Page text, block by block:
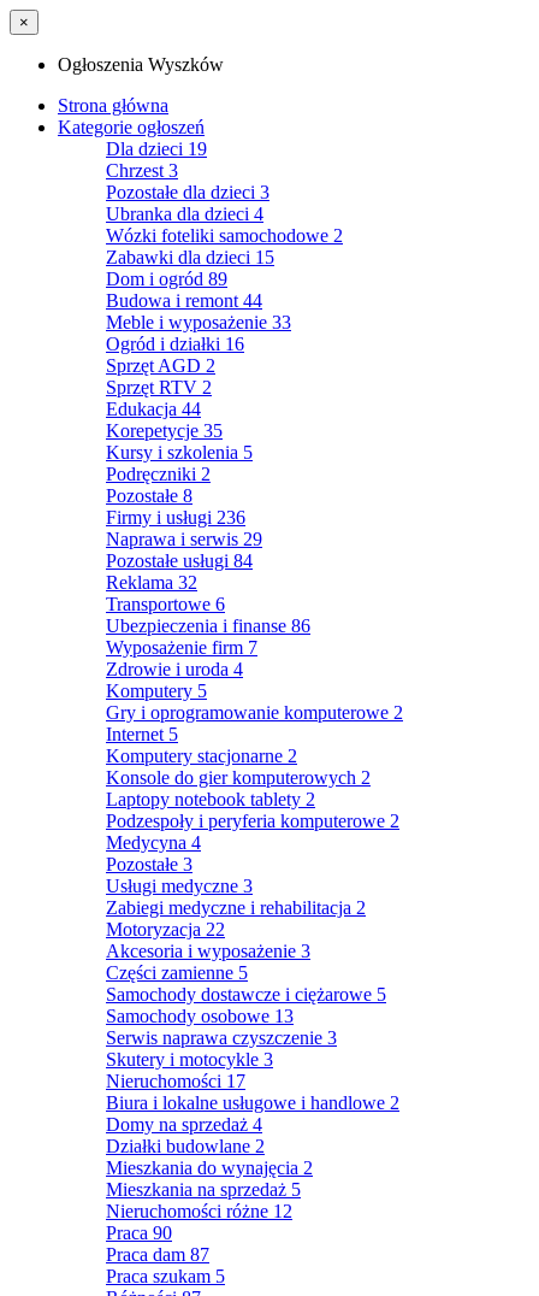
×
Ogłoszenia Wyszków
Strona główna
Kategorie ogłoszeń
Dla dzieci 19
Chrzest 3
Pozostałe dla dzieci 3
Ubranka dla dzieci 4
Wózki foteliki samochodowe 2
Zabawki dla dzieci 15
Dom i ogród 89
Budowa i remont 44
Meble i wyposażenie 33
Ogród i działki 16
Sprzęt AGD 2
Sprzęt RTV 2
Edukacja 44
Korepetycje 35
Kursy i szkolenia 5
Podręczniki 2
Pozostałe 8
Firmy i usługi 236
Naprawa i serwis 29
Pozostałe usługi 84
Reklama 32
Transportowe 6
Ubezpieczenia i finanse 86
Wyposażenie firm 7
Zdrowie i uroda 4
Komputery 5
Gry i oprogramowanie komputerowe 2
Internet 5
Komputery stacjonarne 2
Konsole do gier komputerowych 2
Laptopy notebook tablety 2
Podzespoły i peryferia komputerowe 2
Medycyna 4
Pozostałe 3
Usługi medyczne 3
Zabiegi medyczne i rehabilitacja 2
Motoryzacja 22
Akcesoria i wyposażenie 3
Części zamienne 5
Samochody dostawcze i ciężarowe 5
Samochody osobowe 13
Serwis naprawa czyszczenie 3
Skutery i motocykle 3
Nieruchomości 17
Biura i lokalne usługowe i handlowe 2
Domy na sprzedaż 4
Działki budowlane 2
Mieszkania do wynajęcia 2
Mieszkania na sprzedaż 5
Nieruchomości różne 12
Praca 90
Praca dam 87
Praca szukam 5